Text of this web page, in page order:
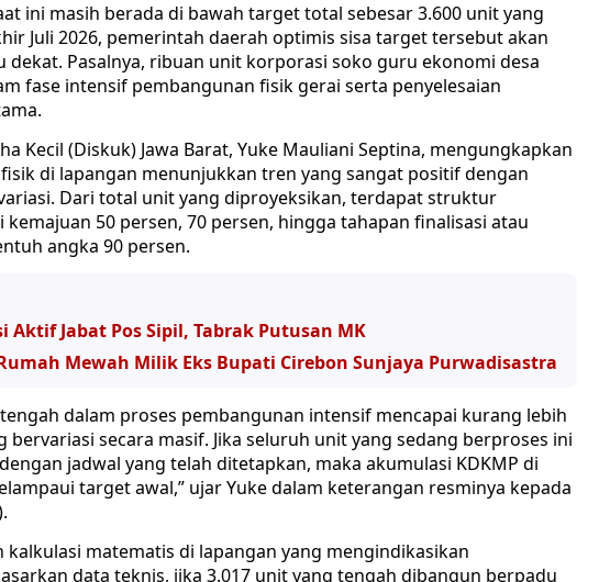
ini masih berada di bawah target total sebesar 3.600 unit yang
Juli 2026, pemerintah daerah optimis sisa target tersebut akan
Pasalnya, ribuan unit korporasi soko guru ekonomi desa
fase intensif pembangunan fisik gerai serta penyelesaian
Kecil (Diskuk) Jawa Barat, Yuke Mauliani Septina, mengungkapkan
di lapangan menunjukkan tren yang sangat positif dengan
Dari total unit yang diproyeksikan, terdapat struktur
50 persen, 70 persen, hingga tahapan finalisasi atau
angka 90 persen.
Aktif Jabat Pos Sipil, Tabrak Putusan MK
Mewah Milik Eks Bupati Cirebon Sunjaya Purwadisastra
dalam proses pembangunan intensif mencapai kurang lebih
secara masif. Jika seluruh unit yang sedang berproses ini
jadwal yang telah ditetapkan, maka akumulasi KDKMP di
target awal,” ujar Yuke dalam keterangan resminya kepada
kalkulasi matematis di lapangan yang mengindikasikan
data teknis, jika 3.017 unit yang tengah dibangun berpadu